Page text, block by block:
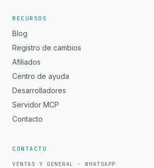
RECURSOS
Blog
Registro de cambios
Afiliados
Centro de ayuda
Desarrolladores
Servidor MCP
Contacto
CONTACTO
VENTAS Y GENERAL · WHATSAPP